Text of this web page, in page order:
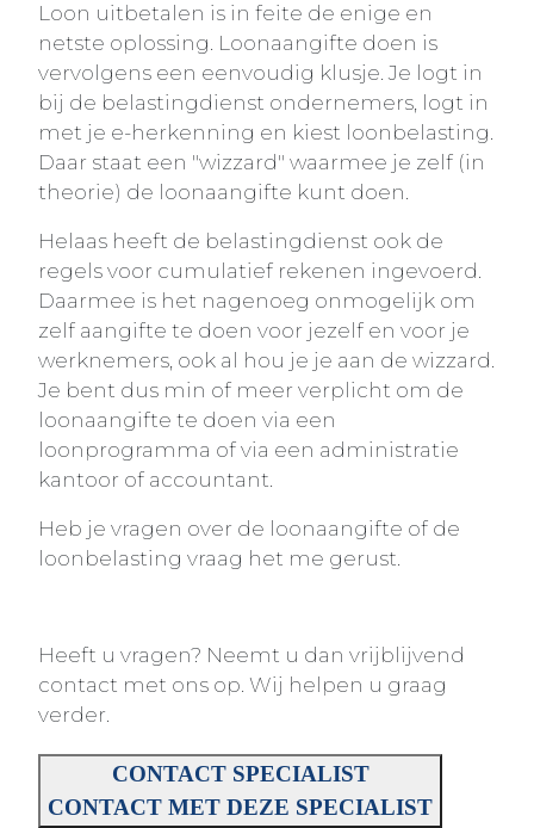
Loon uitbetalen is in feite de enige en
netste oplossing. Loonaangifte doen is
vervolgens een eenvoudig klusje. Je logt in
bij de belastingdienst ondernemers, logt in
met je e-herkenning en kiest loonbelasting.
Daar staat een "wizzard" waarmee je zelf (in
theorie) de loonaangifte kunt doen.
Helaas heeft de belastingdienst ook de
regels voor cumulatief rekenen ingevoerd.
Daarmee is het nagenoeg onmogelijk om
zelf aangifte te doen voor jezelf en voor je
werknemers, ook al hou je je aan de wizzard.
Je bent dus min of meer verplicht om de
loonaangifte te doen via een
loonprogramma of via een administratie
kantoor of accountant.
Heb je vragen over de loonaangifte of de
loonbelasting vraag het me gerust.
Heeft u vragen? Neemt u dan vrijblijvend
contact met ons op. Wij helpen u graag
verder.
CONTACT SPECIALIST
CONTACT MET DEZE SPECIALIST